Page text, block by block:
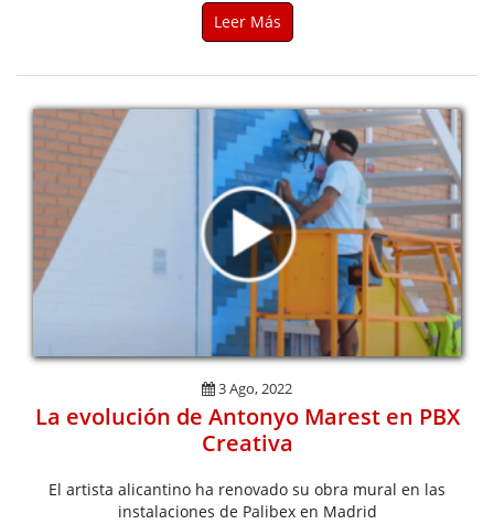
Leer Más
3 Ago, 2022
La evolución de Antonyo Marest en PBX
Creativa
El artista alicantino ha renovado su obra mural en las
instalaciones de Palibex en Madrid